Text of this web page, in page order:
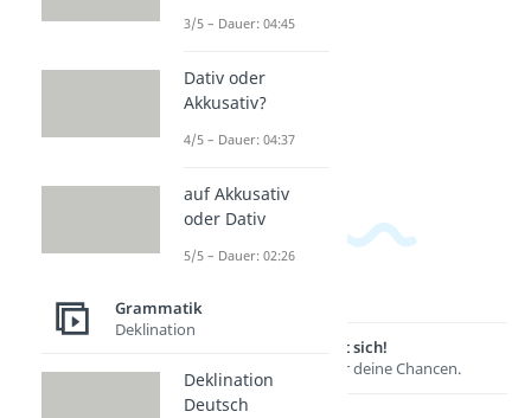
Lernen lohnt sich!
Entdecke hier deine Chancen.
3/5 – Dauer: 04:45
Dativ oder
Akkusativ?
4/5 – Dauer: 04:37
auf Akkusativ
oder Dativ
5/5 – Dauer: 02:26
Grammatik
Deklination
Deklination
Deutsch